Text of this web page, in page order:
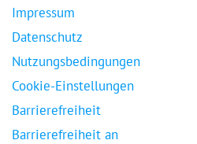
Impressum
Datenschutz
Nutzungsbedingungen
Cookie-Einstellungen
Barrierefreiheit
Barrierefreiheit an